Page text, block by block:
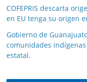
COFEPRIS descarta
en EU tenga su origen
Gobierno de
comunidades
estatal.